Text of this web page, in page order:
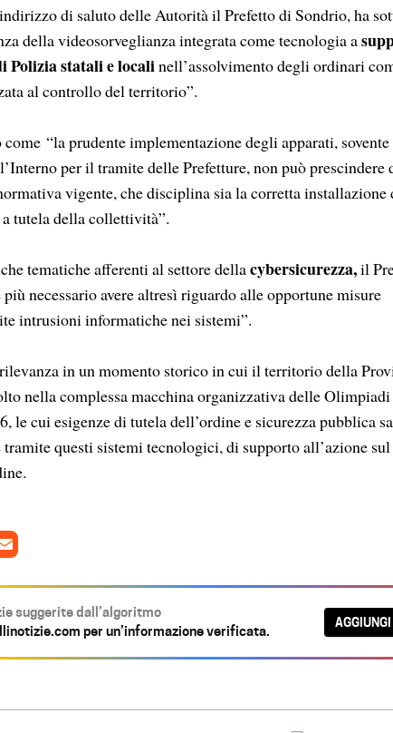
di saluto delle Autorità il Prefetto di Sondrio, ha
della videosorveglianza integrata come tecnologia a
Polizia statali e localinell’assolvimento degli ordinari
al controllo del territorio”.
come “la prudente implementazione degli apparati, sovente
per il tramite delle Prefetture, non può prescindere
vigente, che disciplina sia la corretta installazione
tutela della collettività”.
tematiche afferenti al settore dellacybersicurezza,il
più necessario avere altresì riguardo alle opportune misure
intrusioni informatiche nei sistemi”.
in un momento storico in cui il territorio della
nella complessa macchina organizzativa delle Olimpiadi
le cui esigenze di tutela dell’ordine e sicurezza pubblica
questi sistemi tecnologici, di supporto all’azione sul
i
l
suggerite dall’algoritmo
per un’informazione verificata.